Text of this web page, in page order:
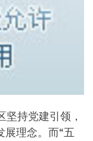
持党建引领，
展理念。而“五